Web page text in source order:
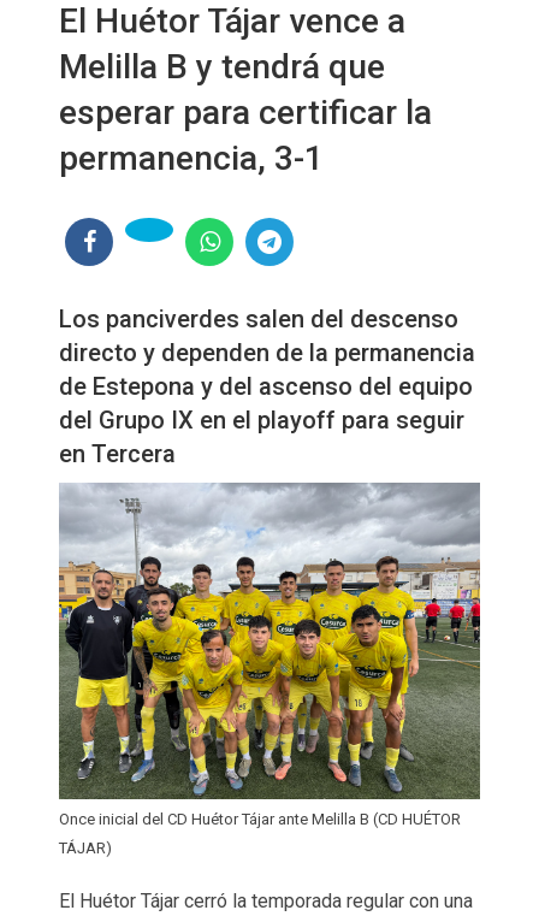
El Huétor Tájar vence a
Melilla B y tendrá que
esperar para certificar la
permanencia, 3-1
Los panciverdes salen del descenso
directo y dependen de la permanencia
de Estepona y del ascenso del equipo
del Grupo IX en el playoff para seguir
en Tercera
Once inicial del CD Huétor Tájar ante Melilla B (CD HUÉTOR
TÁJAR)
El Huétor Tájar cerró la temporada regular con una